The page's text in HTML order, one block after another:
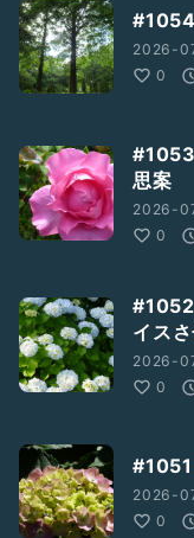
2026-
0
思案
2026-
0
#1052
イス
2026-
0
#1051
2026-
0